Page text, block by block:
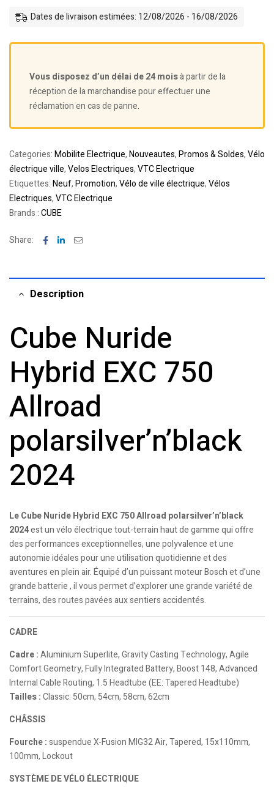
Dates de livraison estimées: 12/08/2026 - 16/08/2026
Vous disposez d’un délai de 24 moisà partir de la
réception de la marchandise pour effectuer une
réclamation en cas de panne.
Categories:Mobilite Electrique,Nouveautes,Promos & Soldes,Vélo
électrique ville,Velos Electriques,VTC Electrique
Etiquettes:Neuf,Promotion,Vélo de ville électrique,Vélos
Electriques,VTC Electrique
Brands :CUBE
Share: Facebook
LinkedinEmail
Description
Cube Nuride
Hybrid EXC 750
Allroad
polarsilver’n’black
2024
Le Cube Nuride Hybrid EXC 750 Allroad polarsilver’n’black
2024est un vélo électrique tout-terrain haut de gamme qui offre
des performances exceptionnelles, une polyvalence et une
autonomie idéales pour une utilisation quotidienne et des
aventures en plein air. Équipé d’un puissant moteur Bosch et d’une
grande batterie , il vous permet d’explorer une grande variété de
terrains, des routes pavées aux sentiers accidentés.
CADRE
Cadre :Aluminium Superlite, Gravity Casting Technology, Agile
Comfort Geometry, Fully Integrated Battery, Boost 148, Advanced
Internal Cable Routing, 1.5 Headtube (EE: Tapered Headtube)
Tailles :Classic: 50cm, 54cm, 58cm, 62cm
CHÂSSIS
Fourche :suspendue X-Fusion MIG32 Air, Tapered, 15x110mm,
100mm, Lockout
SYSTÈME DE VÉLO ÉLECTRIQUE